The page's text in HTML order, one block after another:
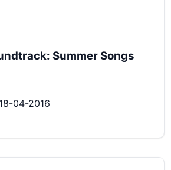
Summer Songs
04-2016